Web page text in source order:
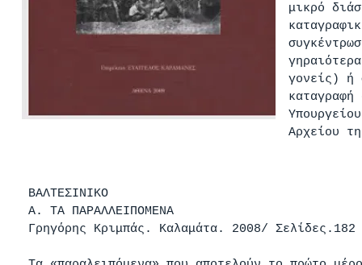
μικρό
γονείς) ή
Αρχείου
ΒΑΛΤΕΣΙΝΙΚΟ
Α. ΤΑ ΠΑΡΑΛΛΕΙΠΟΜΕΝΑ
Γρηγόρης Κριμπάς. Καλαμάτα. 2008/ Σελίδες.182